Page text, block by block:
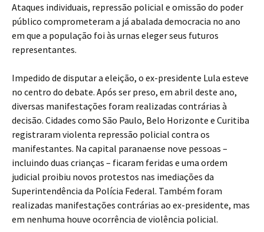
Ataques individuais, repressão policial e omissão do poder
público comprometeram a já abalada democracia no ano
em que a população foi às urnas eleger seus futuros
representantes.
Impedido de disputar a eleição, o ex-presidente Lula esteve
no centro do debate. Após ser preso, em abril deste ano,
diversas manifestações foram realizadas contrárias à
decisão. Cidades como São Paulo, Belo Horizonte e Curitiba
registraram violenta repressão policial contra os
manifestantes. Na capital paranaense nove pessoas –
incluindo duas crianças – ficaram feridas e uma ordem
judicial proibiu novos protestos nas imediações da
Superintendência da Polícia Federal. Também foram
realizadas manifestações contrárias ao ex-presidente, mas
em nenhuma houve ocorrência de violência policial.